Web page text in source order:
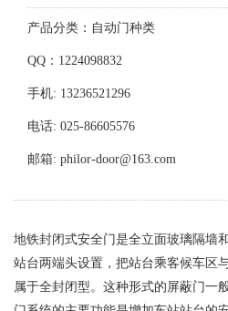
产品分类：自动门种类
QQ：1224098832
手机: 13236521296
电话: 025-86605576
邮箱: philor-door@163.com
地铁封闭式安全门是全立面玻璃隔墙
站台两端头设置，把站台乘客候车区
属于全封闭型。这种形式的屏蔽门一